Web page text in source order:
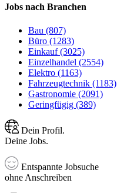
Jobs nach Branchen
Bau (807)
Büro (1283)
Einkauf (3025)
Einzelhandel (2554)
Elektro (1163)
Fahrzeugtechnik (1183)
Gastronomie (2091)
Geringfügig (389)
Dein Profil.
Deine Jobs.
Entspannte Jobsuche
ohne Anschreiben